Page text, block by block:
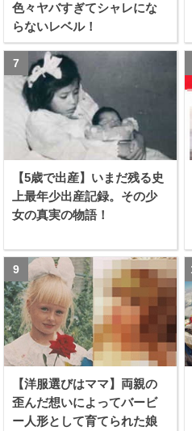
色々ヤバすぎてシャレにな
らないレベル！
【5歳で出産】いまだ残る史
上最年少出産記録。その少
女の真実の物語！
【洋服選びはママ】両親の
歪んだ想いによってバービ
ー人形として育てられた娘